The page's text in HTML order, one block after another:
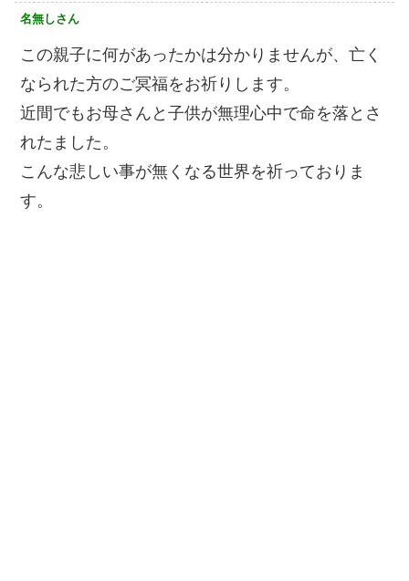
名無しさん
この親子に何があったかは分かりませんが、亡く
なられた方のご冥福をお祈りします。
近間でもお母さんと子供が無理心中で命を落とさ
れたました。
こんな悲しい事が無くなる世界を祈っておりま
す。